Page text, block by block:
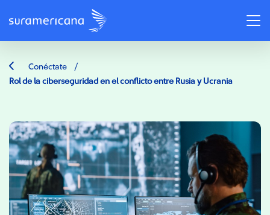
Conéctate /
Rol de la ciberseguridad en el conflicto entre Rusia y Ucrania